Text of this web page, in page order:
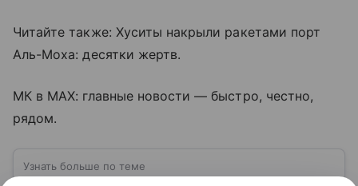
Читайте также: Хуситы накрыли ракетами порт
Аль-Моха: десятки жертв.
МК в MAX: главные новости — быстро, честно,
рядом.
Узнать больше по теме